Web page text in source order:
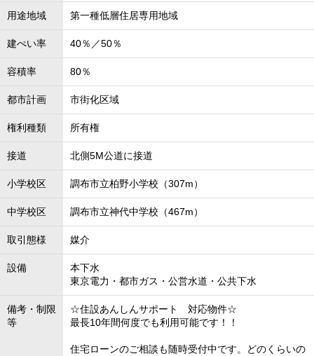
用途地域 第一種低層住居専用地域
建ぺい率 40％／50％
容積率 80％
都市計画 市街化区域
権利種類 所有権
接道 北側5M公道に接道
小学校区 調布市立柏野小学校（307m）
中学校区 調布市立神代中学校（467m）
取引態様 媒介
設備
本下水
東京電力・都市ガス・公営水道・公共下水
備考・制限
等
☆住設あんしんサポート 対応物件☆
最長10年間何度でも利用可能です！！
住宅ローンのご相談も随時受付中です。どのくらいの